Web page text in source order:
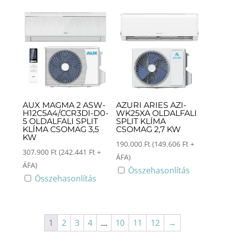
AUX MAGMA 2 ASW-
H12C5A4/CCR3DI-D0-
5 OLDALFALI SPLIT
KLÍMA CSOMAG 3,5
KW
307.900 Ft (242.441 Ft+
ÁFA)
Összehasonlítás
AZURI ARIES AZI-
WK25XA OLDALFALI
SPLIT KLÍMA
CSOMAG 2,7 KW
190.000 Ft (149.606 Ft +
ÁFA)
Összehasonlítás
1 2 3 4 … 10 11 12 →